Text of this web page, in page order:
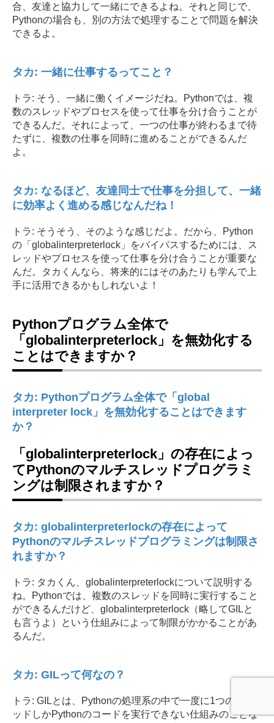
合、友達と協力して一緒にできるよね。それと同じで、
Pythonの場合も、別の方法で処理することで問題を解決
できるよ。
タカ: 一緒に仕事するってこと？
トラ: そう、一緒に働くイメージだね。Pythonでは、複
数のスレッドやプロセスを使って仕事を分け合うことが
できるんだ。それによって、一つの仕事が終わるまで待
たずに、複数の仕事を同時に進めることができるんだ
よ。
タカ: なるほど、友達同士で仕事を分担して、一緒
に効率よく進める感じなんだね！
トラ: そうそう、そのような感じだよ。だから、Python
の「globalinterpreterlock」をバイパスするためには、ス
レッドやプロセスを使って仕事を分け合うことが重要な
んだ。タカくんなら、将来的にはそのあたりも学んで上
手に活用できるかもしれないよ！
Pythonプログラム全体で
「globalinterpreterlock」を無効化する
ことはできますか？
タカ: Pythonプログラム全体で「global
interpreter lock」を無効化することはできます
か？
「globalinterpreterlock」の存在によっ
てPythonのマルチスレッドプログラミ
ングは制限されますか？
タカ: globalinterpreterlockの存在によって
Pythonのマルチスレッドプログラミングは制限さ
れますか？
トラ: タカくん、globalinterpreterlockについて説明する
ね。Pythonでは、複数のスレッドを同時に実行すること
ができるんだけど、globalinterpreterlock（略してGILと
も言うよ）という仕組みによって制限がかかることがあ
るんだ。
タカ: GILって何なの？
トラ: GILとは、Pythonの処理系の中で一度に1つのスレ
ッドしかPythonのコードを実行できない仕組みのことな